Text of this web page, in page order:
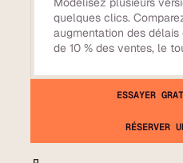
quelques clics.
augmentation des
de 10 % des ventes, le
ESSAYER
RÉSERVER